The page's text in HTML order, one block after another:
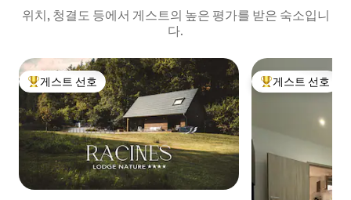
위치, 청결도 등에서 게스트의 높은 평가를 받은 숙소입니
다.
상위 게스트 선호
게스트 선호 상위 게스트 선호
게스트 선호